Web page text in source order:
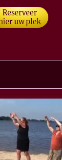
Reserveer
uw plek